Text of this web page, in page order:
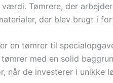
Tømrere, der
der blev brugt i
en tømrer til
tømrer med en solid
når de investerer i unikke